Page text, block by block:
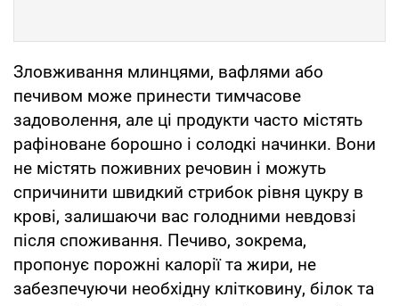
Зловживання млинцями, вафлями або
печивом може принести тимчасове
задоволення, але ці продукти часто містять
рафіноване борошно і солодкі начинки. Вони
не містять поживних речовин і можуть
спричинити швидкий стрибок рівня цукру в
крові, залишаючи вас голодними невдовзі
після споживання. Печиво, зокрема,
пропонує порожні калорії та жири, не
забезпечуючи необхідну клітковину, білок та